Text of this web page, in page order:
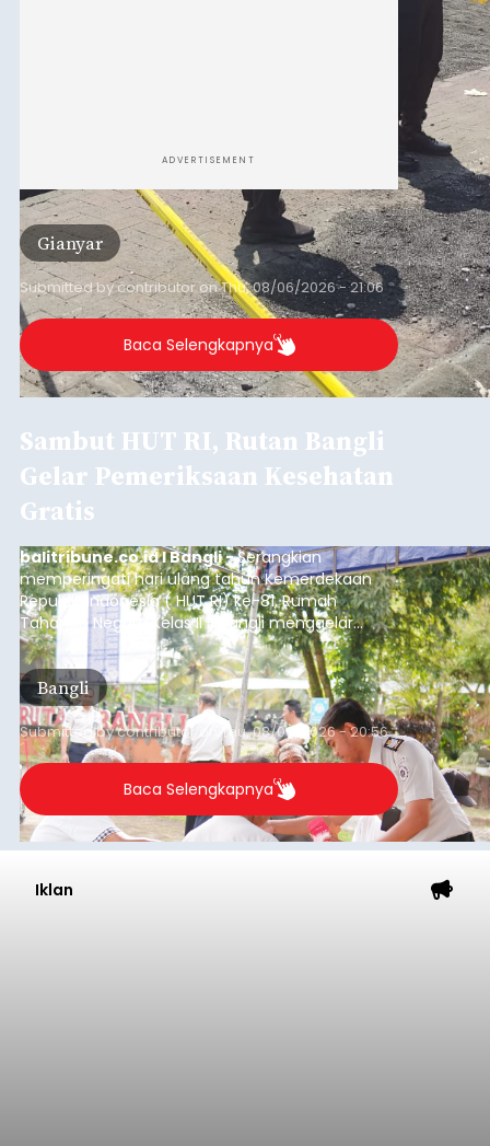
ADVERTISEMENT
Gianyar
Submitted bycontributoronThu, 08/06/2026 - 21:06
Baca Selengkapnya
Sambut HUT RI, Rutan Bangli
Gelar Pemeriksaan Kesehatan
Gratis
balitribune.co.id I Bangli -Serangkian
memperingati hari ulang tahun Kemerdekaan
Republik Indonesia ( HUT RI) ke-81, Rumah
Tahanan Negara Kelas II B Bangli menggelar
kegiatan pemeriksaan kesehatan gratis, Rabu
(6/8/2026).
Bangli
Submitted bycontributor Thu, 08/06/2026 - 20:56
Baca Selengkapnya
Iklan